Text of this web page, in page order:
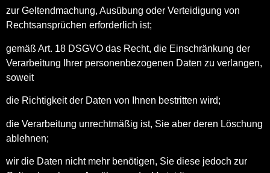
zur Geltendmachung, Ausübung oder Verteidigung von
Rechtsansprüchen erforderlich ist;
gemäß Art. 18 DSGVO das Recht, die Einschränkung der
Verarbeitung Ihrer personenbezogenen Daten zu verlangen,
soweit
die Richtigkeit der Daten von Ihnen bestritten wird;
die Verarbeitung unrechtmäßig ist, Sie aber deren Löschung
ablehnen;
wir die Daten nicht mehr benötigen, Sie diese jedoch zur